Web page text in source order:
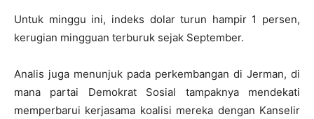
Untuk minggu ini, indeks dolar turun hampir 1 persen,
kerugian mingguan terburuk sejak September.
Analis juga menunjuk pada perkembangan di Jerman, di
mana partai Demokrat Sosial tampaknya mendekati
memperbarui kerjasama koalisi mereka dengan Kanselir